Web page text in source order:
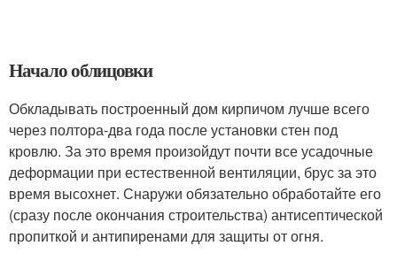
Начало облицовки
Обкладывать построенный дом кирпичом лучше всего
через полтора-два года после установки стен под
кровлю. За это время произойдут почти все усадочные
деформации при естественной вентиляции, брус за это
время высохнет. Снаружи обязательно обработайте его
(сразу после окончания строительства) антисептической
пропиткой и антипиренами для защиты от огня.